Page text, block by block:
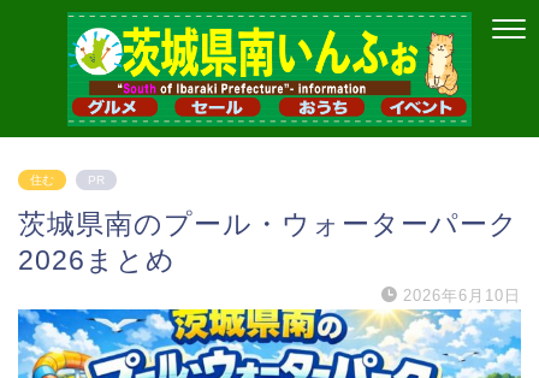
住む PR
茨城県南のプール・ウォーターパーク
2026まとめ
2026年6月10日